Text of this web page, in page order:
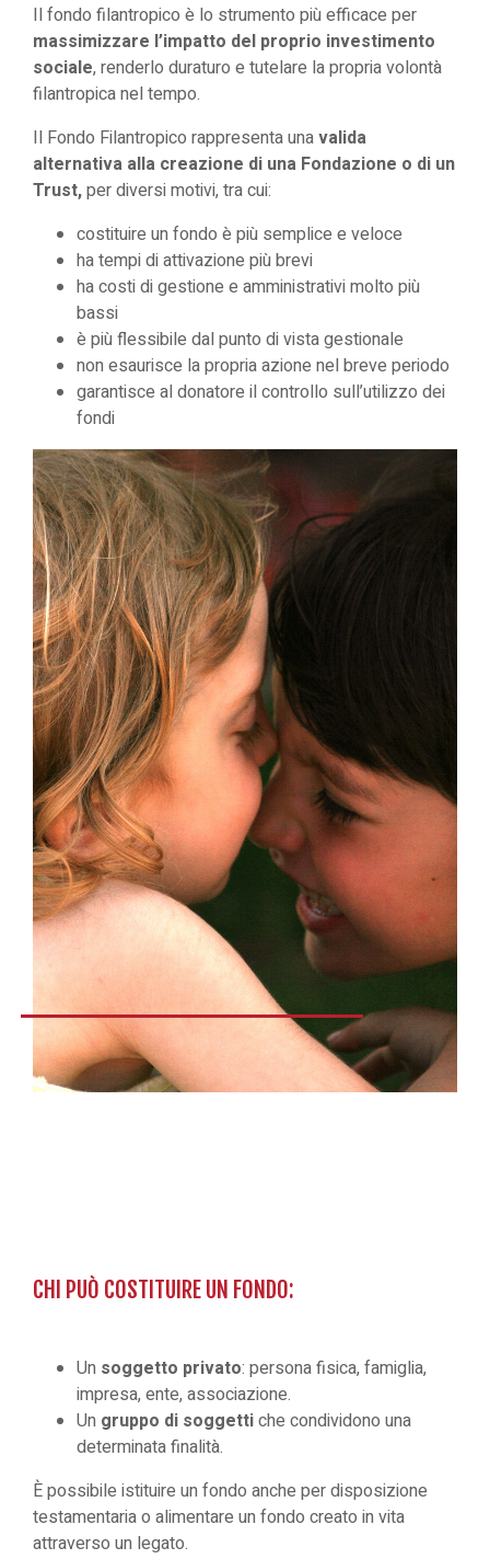
Il fondo filantropico è lo strumento più efficace per
massimizzare l’impatto del proprio investimento
sociale, renderlo duraturo e tutelare la propria volontà
filantropica nel tempo.
Il Fondo Filantropico rappresenta unavalida
alternativa alla creazione di una Fondazione o di un
Trust,per diversi motivi, tra cui:
costituire un fondo è più semplice e veloce
ha tempi di attivazione più brevi
ha costi di gestione e amministrativi molto più
bassi
è più flessibile dal punto di vista gestionale
non esaurisce la propria azione nel breve periodo
garantisce al donatore il controllo sull’utilizzo dei
fondi
CHI PUÒ COSTITUIRE UN FONDO:
Un soggetto privato: persona fisica, famiglia,
impresa, ente, associazione.
Un gruppo di soggettiche condividono una
determinata finalità.
È possibile istituire un fondo anche per disposizione
testamentaria o alimentare un fondo creato in vita
attraverso un legato.